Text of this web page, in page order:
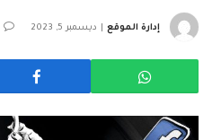
إدارة الموقع ديسمبر 5, 2023